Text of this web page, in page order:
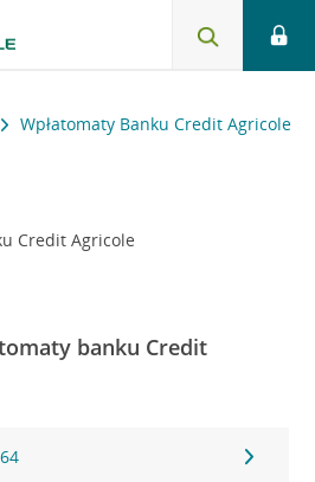
Wpłatomaty Banku Credit Agricole
Credit Agricole
banku Credit